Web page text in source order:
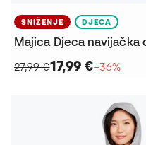
SNIŽENJE DJECA
27,99 €17,99 €−36%